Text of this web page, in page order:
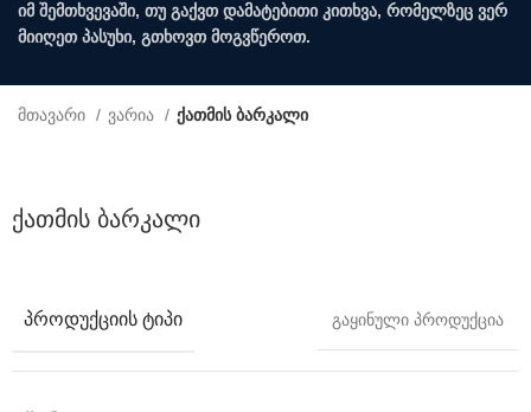
იმ შემთხვევაში, თუ გაქვთ დამატებითი კითხვა, რომელზეც ვერ
მიიღეთ პასუხი, გთხოვთ მოგვწეროთ.
მთავარი ვარია ქათმის ბარკალი
Click to enlarge
ქათმის ბარკალი
ᲞᲠᲝᲓᲣᲥᲪᲘᲘᲡ ᲢᲘᲞᲘ გაყინული პროდუქცია